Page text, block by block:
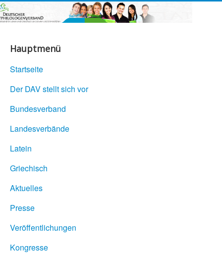
Hauptmenü
Startseite
Der DAV stellt sich vor
Bundesverband
Landesverbände
Latein
Griechisch
Aktuelles
Presse
Veröffentlichungen
Kongresse